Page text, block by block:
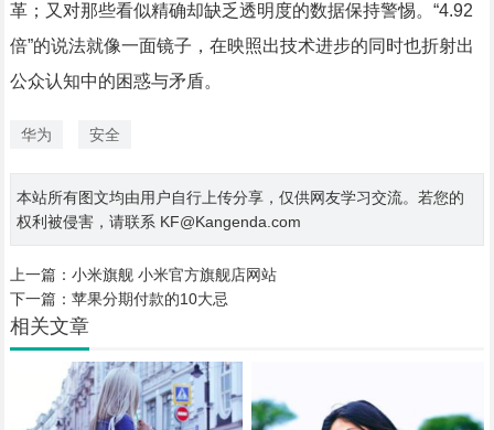
革；又对那些看似精确却缺乏透明度的数据保持警惕。“4.92
倍”的说法就像一面镜子，在映照出技术进步的同时也折射出
公众认知中的困惑与矛盾。
华为 安全
本站所有图文均由用户自行上传分享，仅供网友学习交流。若您的
权利被侵害，请联系 KF@Kangenda.com
上一篇： 小米旗舰 小米官方旗舰店网站
下一篇： 苹果分期付款的10大忌
相关文章